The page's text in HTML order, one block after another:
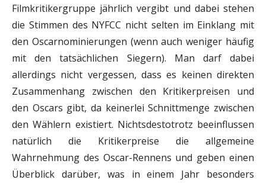
Filmkritikergruppe jährlich vergibt und dabei stehen
die Stimmen des NYFCC nicht selten im Einklang mit
den Oscarnominierungen (wenn auch weniger häufig
mit den tatsächlichen Siegern). Man darf dabei
allerdings nicht vergessen, dass es keinen direkten
Zusammenhang zwischen den Kritikerpreisen und
den Oscars gibt, da keinerlei Schnittmenge zwischen
den Wählern existiert. Nichtsdestotrotz beeinflussen
natürlich die Kritikerpreise die allgemeine
Wahrnehmung des Oscar-Rennens und geben einen
Überblick darüber, was in einem Jahr besonders